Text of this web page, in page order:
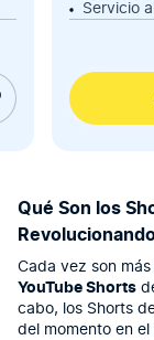
Servicio
Qué Son los
Cada vez son
YouTube Shorts
cabo, los Shorts
del momento en